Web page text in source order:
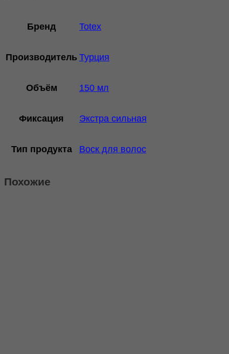
Бренд Totex
Производитель Турция
Объём 150 мл
Фиксация Экстра сильная
Тип продукта Воск для волос
Похожие